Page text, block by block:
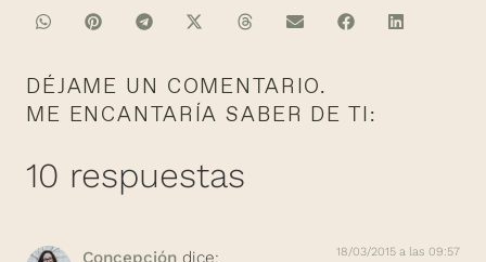
DÉJAME UN COMENTARIO.
ME ENCANTARÍA SABER DE TI:
10 respuestas
18/03/2015 a las 09:57